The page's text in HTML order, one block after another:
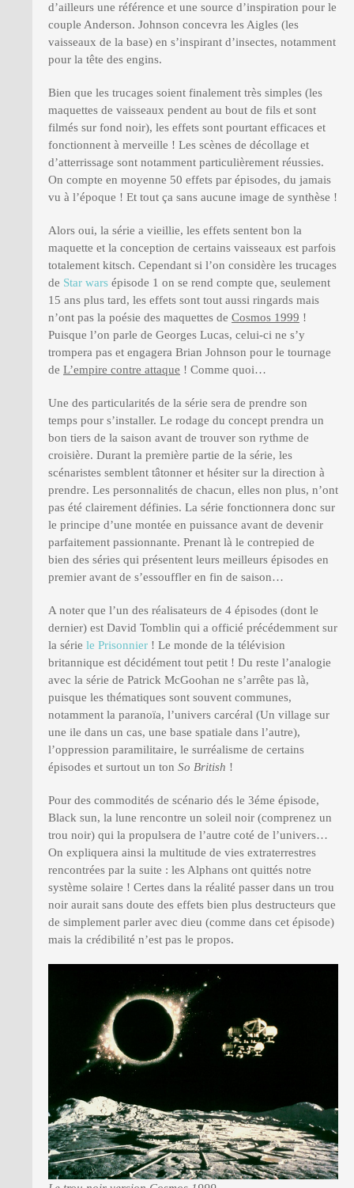
d’ailleurs une référence et une source d’inspiration pour le
couple Anderson. Johnson concevra les Aigles (les
vaisseaux de la base) en s’inspirant d’insectes, notamment
pour la tête des engins.
Bien que les trucages soient finalement très simples (les
maquettes de vaisseaux pendent au bout de fils et sont
filmés sur fond noir), les effets sont pourtant efficaces et
fonctionnent à merveille ! Les scènes de décollage et
d’atterrissage sont notamment particulièrement réussies.
On compte en moyenne 50 effets par épisodes, du jamais
vu à l’époque ! Et tout ça sans aucune image de synthèse !
Alors oui, la série a vieillie, les effets sentent bon la
maquette et la conception de certains vaisseaux est parfois
totalement kitsch. Cependant si l’on considère les trucages
de Star wars épisode 1 on se rend compte que, seulement
15 ans plus tard, les effets sont tout aussi ringards mais
n’ont pas la poésie des maquettes de Cosmos 1999 !
Puisque l’on parle de Georges Lucas, celui-ci ne s’y
trompera pas et engagera Brian Johnson pour le tournage
de L’empire contre attaque ! Comme quoi…
Une des particularités de la série sera de prendre son
temps pour s’installer. Le rodage du concept prendra un
bon tiers de la saison avant de trouver son rythme de
croisière. Durant la première partie de la série, les
scénaristes semblent tâtonner et hésiter sur la direction à
prendre. Les personnalités de chacun, elles non plus, n’ont
pas été clairement définies. La série fonctionnera donc sur
le principe d’une montée en puissance avant de devenir
parfaitement passionnante. Prenant là le contrepied de
bien des séries qui présentent leurs meilleurs épisodes en
premier avant de s’essouffler en fin de saison…
A noter que l’un des réalisateurs de 4 épisodes (dont le
dernier) est David Tomblin qui a officié précédemment sur
la série le Prisonnier ! Le monde de la télévision
britannique est décidément tout petit ! Du reste l’analogie
avec la série de Patrick McGoohan ne s’arrête pas là,
puisque les thématiques sont souvent communes,
notamment la paranoïa, l’univers carcéral (Un village sur
une ile dans un cas, une base spatiale dans l’autre),
l’oppression paramilitaire, le surréalisme de certains
épisodes et surtout un ton So British !
Pour des commodités de scénario dés le 3éme épisode,
Black sun, la lune rencontre un soleil noir (comprenez un
trou noir) qui la propulsera de l’autre coté de l’univers…
On expliquera ainsi la multitude de vies extraterrestres
rencontrées par la suite : les Alphans ont quittés notre
système solaire ! Certes dans la réalité passer dans un trou
noir aurait sans doute des effets bien plus destructeurs que
de simplement parler avec dieu (comme dans cet épisode)
mais la crédibilité n’est pas le propos.